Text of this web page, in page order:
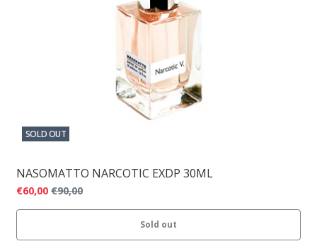
SOLD OUT
NASOMATTO NARCOTIC EXDP 30ML
€60,00 €90,00
Sold out